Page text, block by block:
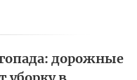
дорожные